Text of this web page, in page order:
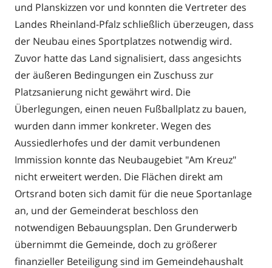
und Planskizzen vor und konnten die Vertreter des
Landes Rheinland-Pfalz schließlich überzeugen, dass
der Neubau eines Sportplatzes notwendig wird.
Zuvor hatte das Land signalisiert, dass angesichts
der äußeren Bedingungen ein Zuschuss zur
Platzsanierung nicht gewährt wird. Die
Überlegungen, einen neuen Fußballplatz zu bauen,
wurden dann immer konkreter. Wegen des
Aussiedlerhofes und der damit verbundenen
Immission konnte das Neubaugebiet "Am Kreuz"
nicht erweitert werden. Die Flächen direkt am
Ortsrand boten sich damit für die neue Sportanlage
an, und der Gemeinderat beschloss den
notwendigen Bebauungsplan. Den Grunderwerb
übernimmt die Gemeinde, doch zu größerer
finanzieller Beteiligung sind im Gemeindehaushalt